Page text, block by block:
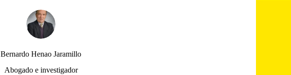
Bernardo Henao Jaramillo
Abogado e investigador